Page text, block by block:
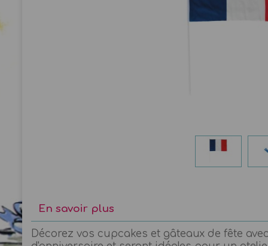
En savoir plus
Décorez vos cupcakes et gâteaux de fête